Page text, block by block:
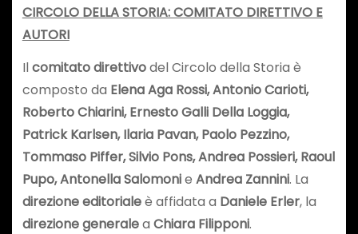
CIRCOLO DELLA STORIA: COMITATO DIRETTIVO E
AUTORI
Ilcomitato direttivodel Circolo della Storia è
composto da Elena Aga Rossi, Antonio Carioti,
Roberto Chiarini, Ernesto Galli Della Loggia,
Patrick Karlsen, Ilaria Pavan, Paolo Pezzino,
Tommaso Piffer, Silvio Pons, Andrea Possieri, Raoul
Pupo, Antonella Salomonie Andrea Zannini. La
direzione editorialeè affidata a Daniele Erler, la
direzione generalea Chiara Filipponi.